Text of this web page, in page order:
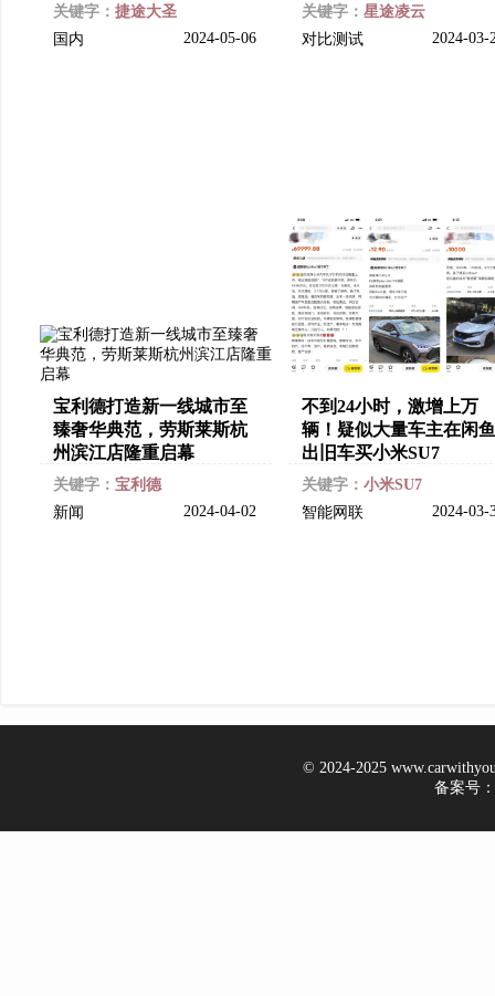
关键字： 捷途大圣
国内
2024-05-06
关键字： 星途凌云
对比测试
2024-
宝利德打造新一线城市至
臻奢华典范，劳斯莱斯杭
州滨江店隆重启幕
关键字： 宝利德
新闻
2024-04-02
不到24小时，激增上万
辆！疑似大量车主在闲鱼
出旧车买小米SU7
关键字： 小米SU7
智能网联
2024-
© 2024-2025
备案号：